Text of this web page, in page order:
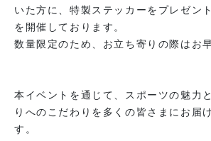
いた方に、特製ステッカーをプレゼン
を開催しております。
数量限定のため、お立ち寄りの際はお
本イベントを通じて、スポーツの魅力
りへのこだわりを多くの皆さまにお届
す。